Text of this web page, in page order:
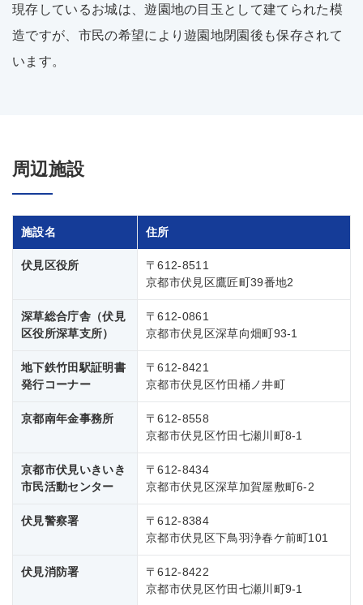
現存しているお城は、遊園地の目玉として建てられた模
造ですが、市民の希望により遊園地閉園後も保存されて
います。
周辺施設
施設名 住所
伏見区役所
〒612-8511
京都市伏見区鷹匠町39番地2
深草総合庁舎（伏見
区役所深草支所）
〒612-0861
京都市伏見区深草向畑町93-1
地下鉄竹田駅証明書
発行コーナー
〒612-8421
京都市伏見区竹田桶ノ井町
京都南年金事務所
〒612-8558
京都市伏見区竹田七瀬川町8-1
京都市伏見いきいき
市民活動センター
〒612-8434
京都市伏見区深草加賀屋敷町6-2
伏見警察署
〒612-8384
京都市伏見区下鳥羽浄春ケ前町101
伏見消防署
〒612-8422
京都市伏見区竹田七瀬川町9-1